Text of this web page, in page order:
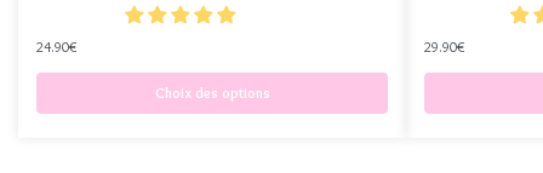
24.90€
Choix des options
29.90€